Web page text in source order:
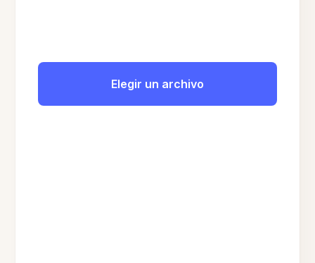
Elegir un archivo